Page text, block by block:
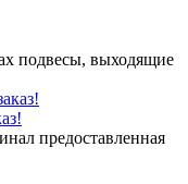
подвесы, выходящие
предоставленная